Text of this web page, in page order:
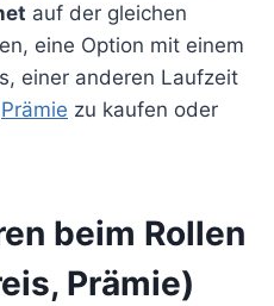
auf der gleichen
eine Option mit einem
einer anderen Laufzeit
Prämie zu kaufen oder
beim Rollen
Prämie)